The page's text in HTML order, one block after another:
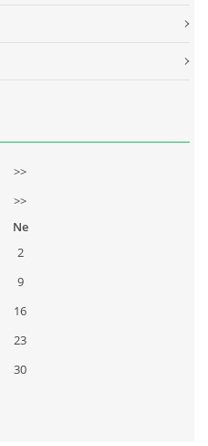
>>
>>
Ne
2
9
16
23
30